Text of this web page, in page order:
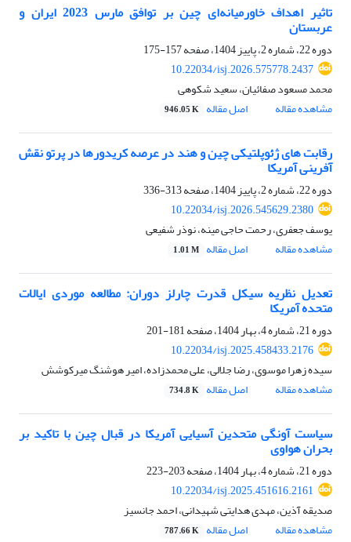
تاثیر اهداف خاورمیانه‌ای چین بر توافق مارس 2023 ایران و
عربستان
دوره 22، شماره 2، پاییز 1404، صفحه
157-175
10.22034/isj.2026.575778.2437
محمد مسعود صفائیان، سعید شکوهی
مشاهده مقاله
اصل مقاله 946.05 K
رقابت های ژئوپلتیکی چین و هند در عرصه کریدورها در پرتو نقش
آفرینی آمریکا
دوره 22، شماره 2، پاییز 1404، صفحه
313-336
10.22034/isj.2026.545629.2380
یوسف جعفری، رحمت حاجی مینه، نوذر شفیعی
مشاهده مقاله
اصل مقاله 1.01 M
تعدیل نظریه سیکل قدرت چارلز دوران: مطالعه موردی ایالات
متحده آمریکا
دوره 21، شماره 4، بهار 1404، صفحه
181-201
10.22034/isj.2025.458433.2176
سیده زهرا موسوی، رضا جلالی، علی محمدزاده، امیر هوشنگ میرکوشش
مشاهده مقاله
اصل مقاله 734.8 K
سیاست آونگی متحدین آسیایی آمریکا در قبال چین با تاکید بر
بحران هواوی
دوره 21، شماره 4، بهار 1404، صفحه
203-223
10.22034/isj.2025.451616.2161
صدیقه آذین، مهدی هدایتی شهیدانی، احمد جانسیز
مشاهده مقاله
اصل مقاله 787.66 K